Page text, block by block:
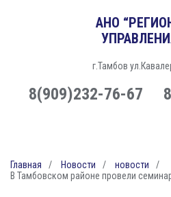
АНО
г.Тамбов
8(909)232-76-67
Главная Новости
новости
В Тамбовском районе провели